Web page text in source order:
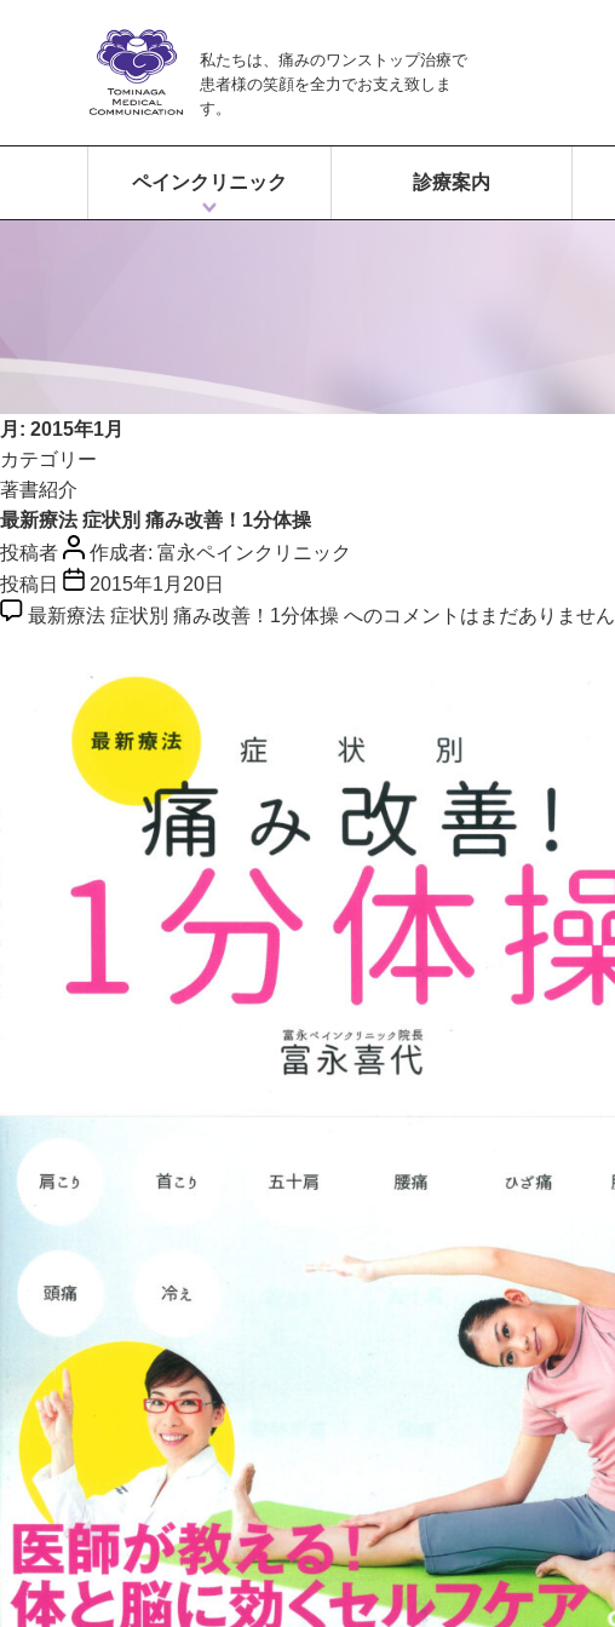
私たちは、痛みのワンストップ治療で
患者様の笑顔を全力でお支え致しま
す。
ペインクリニック 診療案内
月: 2015年1月
カテゴリー
著書紹介
最新療法 症状別 痛み改善！1分体操
投稿者
作成者: 富永ペインクリニック
投稿日
2015年1月20日
最新療法 症状別 痛み改善！1分体操 へのコメントはまだありません